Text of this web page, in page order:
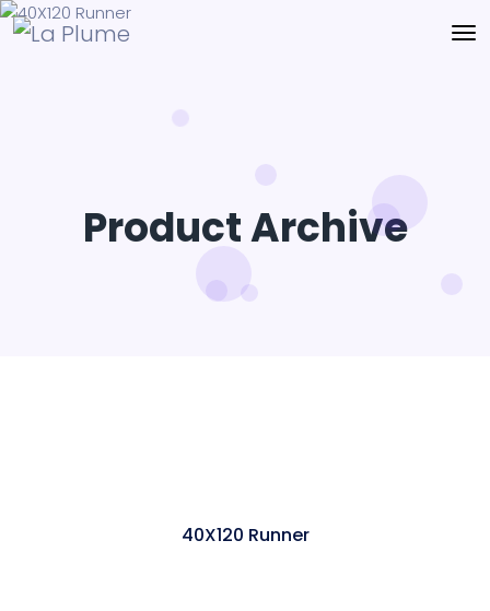
Product Archive
40X120 Runner